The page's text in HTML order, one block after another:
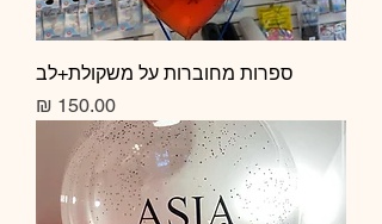
ספרות מחוברות על משקולת+לב
מחיר